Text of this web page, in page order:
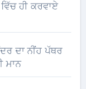
ਹੀ ਕਰਵਾਏ
ਦਾ ਨੀਂਹ ਪੱਥਰ
ਮਾਨ